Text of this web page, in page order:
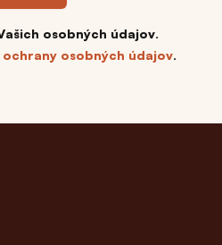
osobných údajov.
osobných údajov.